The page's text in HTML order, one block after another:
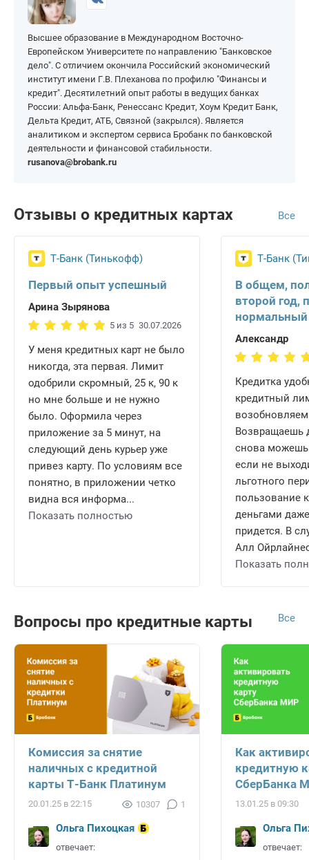
Высшее образование в Международном Восточно-
Европейском Университете по направлению "Банковское
дело". С отличием окончила Российский экономический
институт имени Г.В. Плеханова по профилю "Финансы и
кредит". Десятилетний опыт работы в ведущих банках
России: Альфа-Банк, Ренессанс Кредит, Хоум Кредит Банк,
Дельта Кредит, АТБ, Связной (закрылся). Является
аналитиком и экспертом сервиса Бробанк по банковской
деятельности и финансовой стабильности.
rusanova@brobank.ru
Отзывы о кредитных картах Все
Т-Банк (Тинькофф)
Первый опыт успешный
Арина Зырянова
5 из 5 30.07.2026
У меня кредитных карт не было
никогда, эта первая. Лимит
одобрили скромный, 25 к, 90 к
но мне больше и не нужно
было. Оформила через
приложение за 5 минут, на
следующий день курьер уже
привез карту. По условиям все
понятно, в приложении четко
видна вся информа...
Показать полностью
Т-Банк
В общем,
второй год,
нормальный
Александр
Кредитка
кредитный
Возвращаешь
снова можешь
если не
льготного
пользование
деньгами
придется. В
Алл
Показать
Вопросы про кредитные карты Все
Комиссия за снятие
наличных с кредитной
карты Т-Банк Платинум
20.01.25 в 22:15 10307 1
Ольга Пихоцкая
отвечает:
Как
кредитную
СберБанка
13.01.25 в 09:30
Ольга
отвечает: